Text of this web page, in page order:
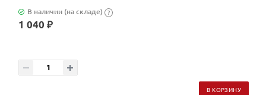
В наличии (на складе) ?
1 040 ₽
В КОРЗИНУ